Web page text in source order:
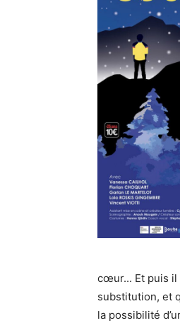
cœur... Et puis il
substitution, et
la possibilité